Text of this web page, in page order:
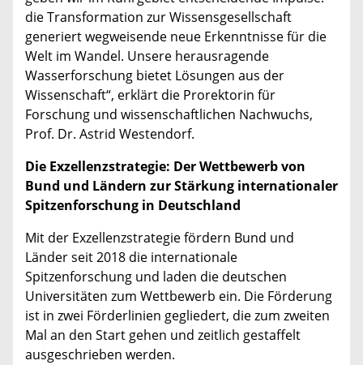
die Transformation zur Wissensgesellschaft
generiert wegweisende neue Erkenntnisse für die
Welt im Wandel. Unsere herausragende
Wasserforschung bietet Lösungen aus der
Wissenschaft“, erklärt die Prorektorin für
Forschung und wissenschaftlichen Nachwuchs,
Prof. Dr. Astrid Westendorf.
Die Exzellenzstrategie: Der Wettbewerb von
Bund und Ländern zur Stärkung internationaler
Spitzenforschung in Deutschland
Mit der Exzellenzstrategie fördern Bund und
Länder seit 2018 die internationale
Spitzenforschung und laden die deutschen
Universitäten zum Wettbewerb ein. Die Förderung
ist in zwei Förderlinien gegliedert, die zum zweiten
Mal an den Start gehen und zeitlich gestaffelt
ausgeschrieben werden.